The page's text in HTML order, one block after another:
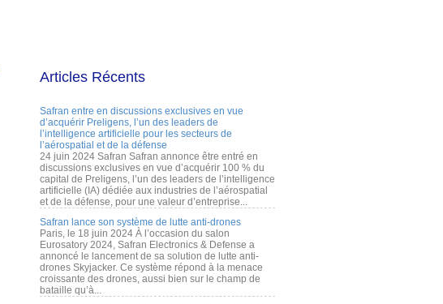
Articles Récents
Safran entre en discussions exclusives en vue
d’acquérir Preligens, l’un des leaders de
l’intelligence artificielle pour les secteurs de
l’aérospatial et de la défense
24 juin 2024 Safran Safran annonce être entré en
discussions exclusives en vue d’acquérir 100 % du
capital de Preligens, l’un des leaders de l’intelligence
artificielle (IA) dédiée aux industries de l’aérospatial
et de la défense, pour une valeur d’entreprise...
Safran lance son système de lutte anti-drones
Paris, le 18 juin 2024 À l’occasion du salon
Eurosatory 2024, Safran Electronics & Defense a
annoncé le lancement de sa solution de lutte anti-
drones Skyjacker. Ce système répond à la menace
croissante des drones, aussi bien sur le champ de
bataille qu’à...